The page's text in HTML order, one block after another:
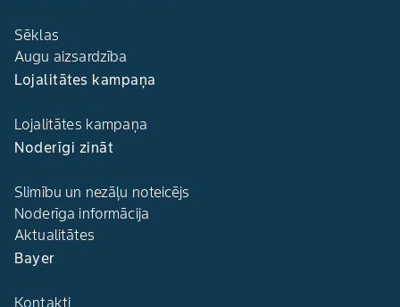
Sēklas
Augu aizsardzība
Lojalitātes kampaņa
Lojalitātes kampaņa
Noderīgi zināt
Slimību un nezāļu noteicējs
Noderīga informācija
Aktualitātes
Bayer
Kontakti